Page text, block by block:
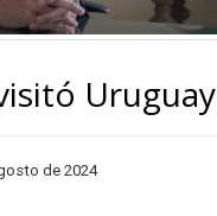
Uruguay
de 2024